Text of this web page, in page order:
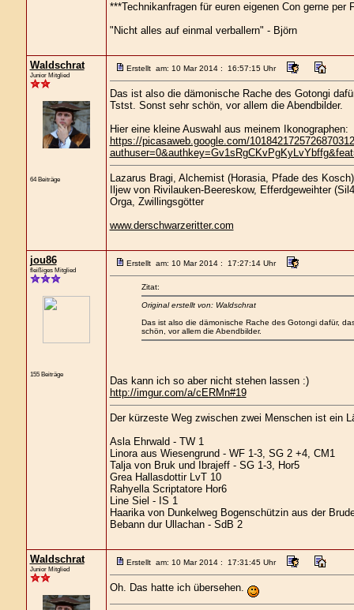
***Technikanfragen für euren eigenen Con gerne per
"Nicht alles auf einmal verballern" - Björn
Waldschrat
Junior Mitglied
64 Beiträge
Erstellt am: 10 Mar 2014 : 16:57:15 Uhr
Das ist also die dämonische Rache des Gotongi
Tstst. Sonst sehr schön, vor allem die Abendbilder.
Hier eine kleine Auswahl aus meinem Ikonographen:
https://picasaweb.google.com/
Lazarus Bragi, Alchemist (Horasia, Pfade des Kosch)
Iljew von Rivilauken-Beereskow, Efferdgeweihter
Orga, Zwillingsgötter
www.derschwarzeritter.com
jou86
fleißiges Mitglied
155 Beiträge
Erstellt am: 10 Mar 2014 : 17:27:14 Uhr
Zitat:
Original erstellt von: Waldschrat
Das ist also die dämonische Rache des Gotongi dafür,
schön, vor allem die Abendbilder.
Das kann ich so aber nicht stehen lassen :)
http://imgur.com/a/cERMn#19
Der kürzeste Weg zwischen zwei Menschen ist ein
Asla Ehrwald - TW 1
Linora aus Wiesengrund - WF 1-3, SG 2 +4, CM1
Talja von Bruk und Ibrajeff - SG 1-3, Hor5
Grea Hallasdottir LvT 10
Rahyella Scriptatore Hor6
Line Siel - IS 1
Haarika von Dunkelweg Bogenschützin aus der
Bebann dur Ullachan - SdB 2
Waldschrat
Junior Mitglied
Erstellt am: 10 Mar 2014 : 17:31:45 Uhr
Oh. Das hatte ich übersehen.